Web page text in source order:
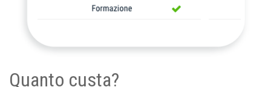
Quanto custa?